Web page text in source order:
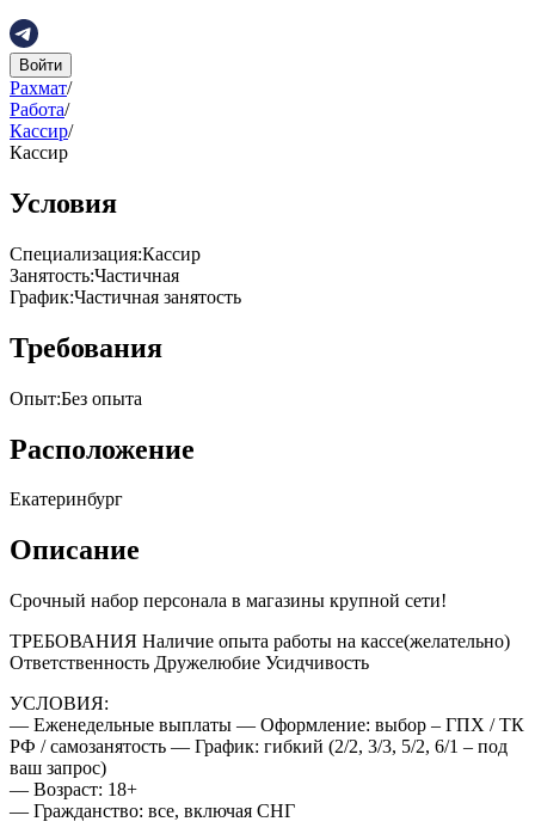
Войти
Рахмат/
Работа/
Кассир/
Кассир
Условия
Специализация:Кассир
Занятость:Частичная
График:Частичная занятость
Требования
Опыт:Без опыта
Расположение
Екатеринбург
Описание
Срочный набор персонала в магазины крупной сети!
ТРЕБОВАНИЯ Наличие опыта работы на кассе(желательно)
Ответственность Дружелюбие Усидчивость
УСЛОВИЯ:
— Еженедельные выплаты — Оформление: выбор – ГПХ / ТК
РФ / самозанятость — График: гибкий (2/2, 3/3, 5/2, 6/1 – под
ваш запрос)
— Возраст: 18+
— Гражданство: все, включая СНГ